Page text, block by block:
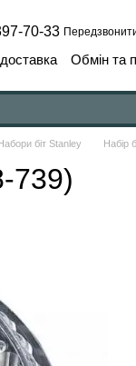
70-33
Обмін та
біт Stanley Набір
739)